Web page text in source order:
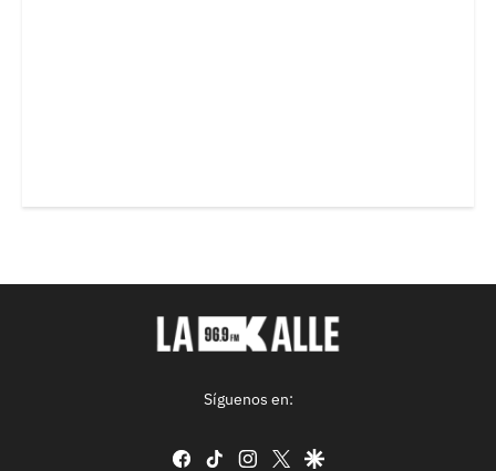
Síguenos en:
facebook
tiktok instagram
twittergoogle